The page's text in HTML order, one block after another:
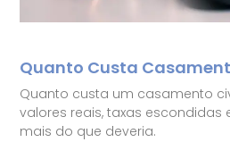
Quanto Custa
Quanto custa um casamento
valores reais, taxas
mais do que deveria.